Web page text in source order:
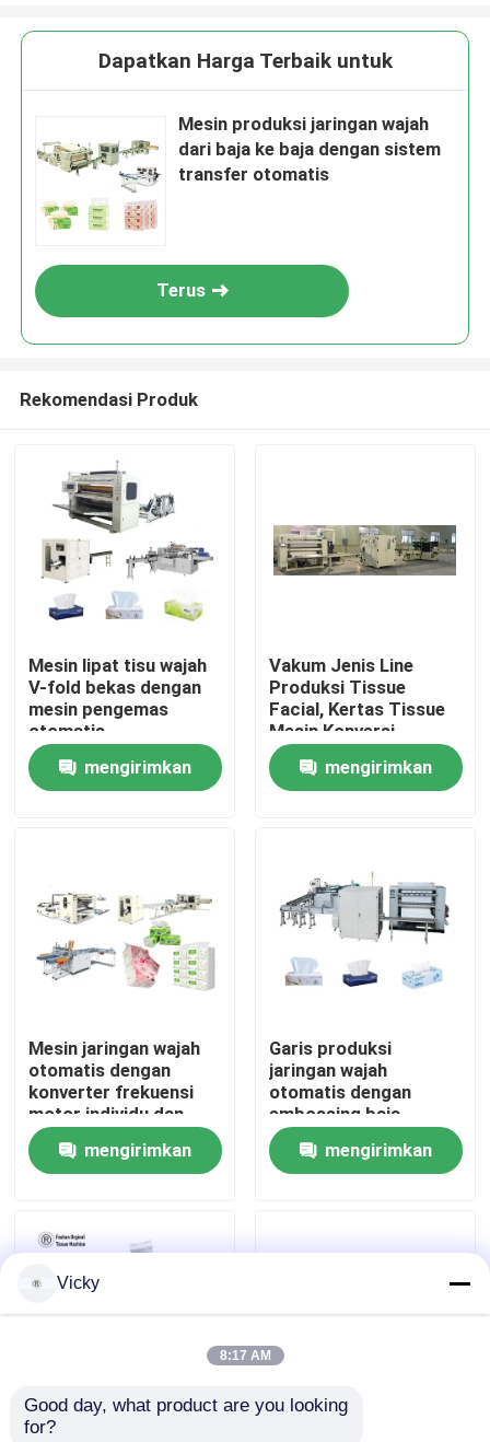
Tentang Kami
Kontrol Kualitas
Hubungi Kami
Minta Kutipan
Jalur Produksi Kertas Tissue
Dapatkan Harga Terbaik untuk
Mesin produksi jaringan wajah
dari baja ke baja dengan sistem
transfer otomatis
Terus
Rekomendasi Produk
Mesin lipat tisu wajah
V-fold bekas dengan
mesin pengemas
otomatis
berkecepatan tinggi
mengirimkan
Vakum Jenis Line
Produksi Tissue
Facial, Kertas Tissue
Mesin Konversi
mengirimkan
Mesin jaringan wajah
otomatis dengan
konverter frekuensi
motor individu dan
teknologi laminasi
mengirimkan
Garis produksi
jaringan wajah
otomatis dengan
embossing baja
mengirimkan
Vacuum Folding Facial
Vicky
8:17 AM
Good day, what product are you looking
for?